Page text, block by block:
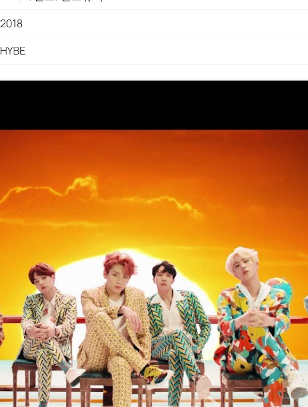
2018
HYBE